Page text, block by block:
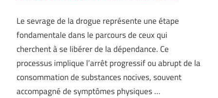
Le sevrage de la drogue représente une étape
fondamentale dans le parcours de ceux qui
cherchent à se libérer de la dépendance. Ce
processus implique l’arrêt progressif ou abrupt de la
consommation de substances nocives, souvent
accompagné de symptômes physiques …